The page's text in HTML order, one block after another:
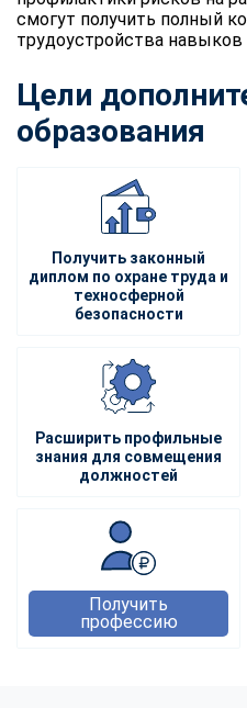
смогут получить полный
трудоустройства навыков
Цели
образования
Получить законный
диплом по охране труда и
техносферной
безопасности
Расширить профильные
знания для совмещения
должностей
Получить
профессию